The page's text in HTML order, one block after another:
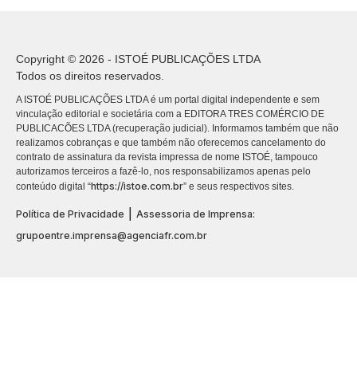
Copyright © 2026 - ISTOÉ PUBLICAÇÕES LTDA
Todos os direitos reservados.
A ISTOÉ PUBLICAÇÕES LTDA é um portal digital independente e sem
vinculação editorial e societária com a EDITORA TRES COMÉRCIO DE
PUBLICACÕES LTDA (recuperação judicial). Informamos também que não
realizamos cobranças e que também não oferecemos cancelamento do
contrato de assinatura da revista impressa de nome ISTOÉ, tampouco
autorizamos terceiros a fazê-lo, nos responsabilizamos apenas pelo
conteúdo digital “https://istoe.com.br” e seus respectivos sites.
Política de Privacidade
Assessoria de Imprensa:
grupoentre.imprensa@agenciafr.com.br